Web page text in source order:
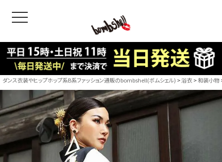
toggle navigation
B/bomb
ダンス衣装やヒップホップ系B系ファッション通販のbombshell(ボムシェル) 浴衣 和装小物